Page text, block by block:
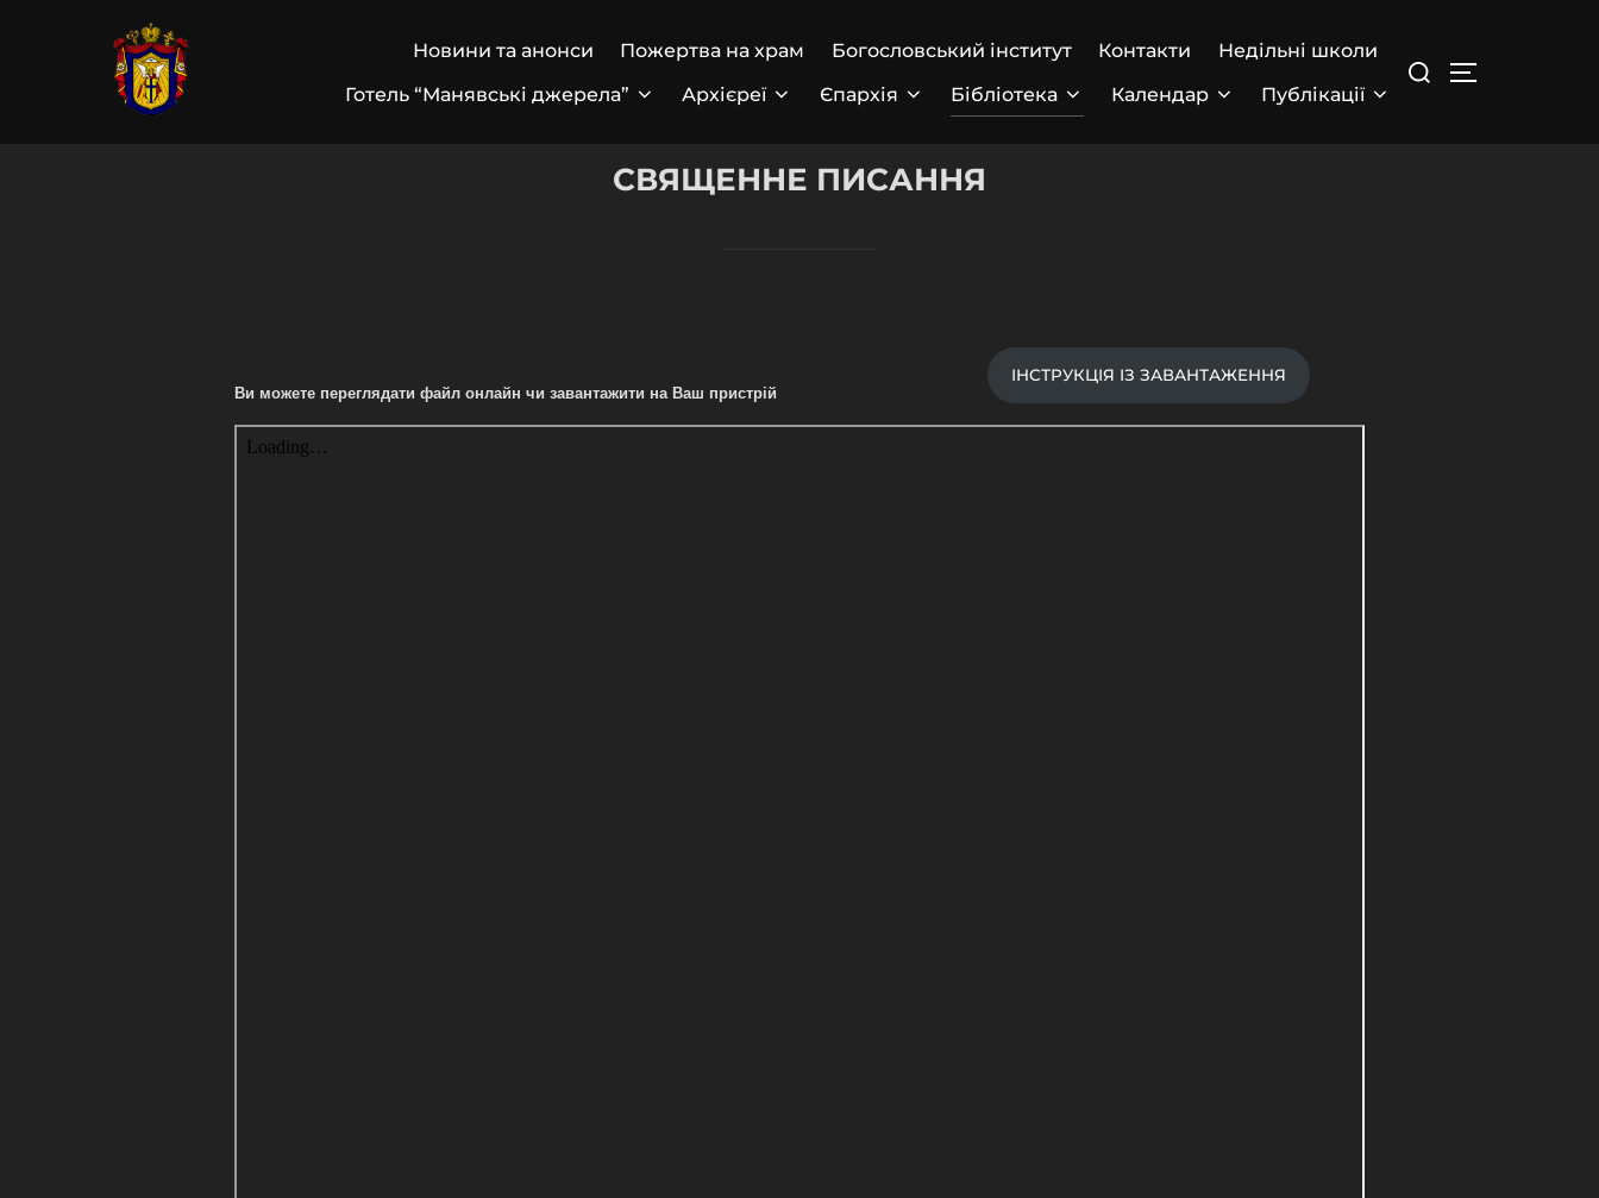
Новини та анонси Пожертва на храм Богословський інститут Контакти
Недільні школи
Готель “Манявські джерела”
Архієреї Єпархія Бібліотека Календар Публікації
for:
СВЯЩЕННЕ ПИСАННЯ
Ви можете переглядати файл онлайн чи завантажити на Ваш пристрій
ІНСТРУКЦІЯ ІЗ ЗАВАНТАЖЕННЯ